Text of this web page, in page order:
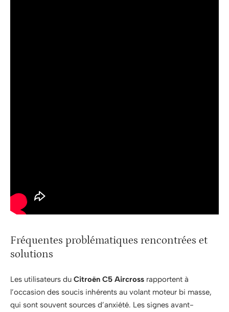
Fréquentes problématiques rencontrées et
solutions
Les utilisateurs du Citroën C5 Aircross rapportent à
l’occasion des soucis inhérents au volant moteur bi masse,
qui sont souvent sources d’anxiété. Les signes avant-